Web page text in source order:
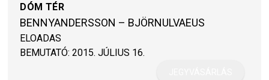
DÓM TÉR
BENNYANDERSSON – BJÖRNULVAEUS
ELOADAS
BEMUTATÓ: 2015. JÚLIUS 16.